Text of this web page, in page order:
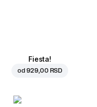
Fiesta!
od929,00 RSD